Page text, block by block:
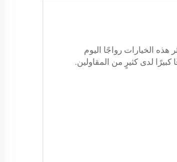
هذه الخيارات رواجًا اليوم
لدى كثيرٍ من المقاولين.